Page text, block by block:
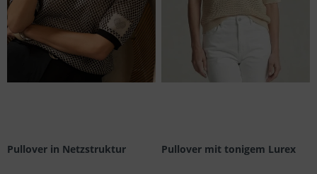
Pullover in Netzstruktur Pullover mit tonigem Lurex